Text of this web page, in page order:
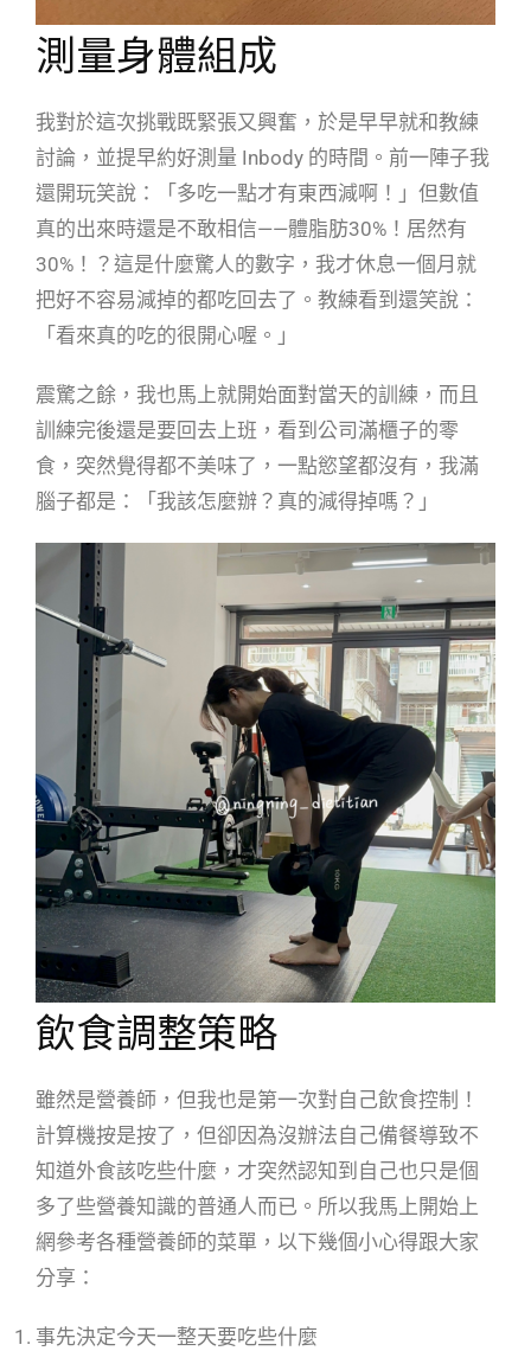
測量身體組成
我對於這次挑戰既緊張又興奮，於是早早就和教練
討論，並提早約好測量 Inbody 的時間。前一陣子我
還開玩笑說：「多吃一點才有東西減啊！」但數值
真的出來時還是不敢相信——體脂肪30%！居然有
30%！？這是什麼驚人的數字，我才休息一個月就
把好不容易減掉的都吃回去了。教練看到還笑說：
「看來真的吃的很開心喔。」
震驚之餘，我也馬上就開始面對當天的訓練，而且
訓練完後還是要回去上班，看到公司滿櫃子的零
食，突然覺得都不美味了，一點慾望都沒有，我滿
腦子都是：「我該怎麼辦？真的減得掉嗎？」
飲食調整策略
雖然是營養師，但我也是第一次對自己飲食控制！
計算機按是按了，但卻因為沒辦法自己備餐導致不
知道外食該吃些什麼，才突然認知到自己也只是個
多了些營養知識的普通人而已。所以我馬上開始上
網參考各種營養師的菜單，以下幾個小心得跟大家
分享：
事先決定今天一整天要吃些什麼